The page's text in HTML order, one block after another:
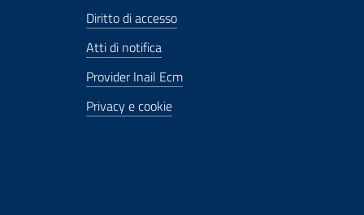
Diritto di accesso
Atti di notifica
Provider Inail Ecm
Privacy e cookie